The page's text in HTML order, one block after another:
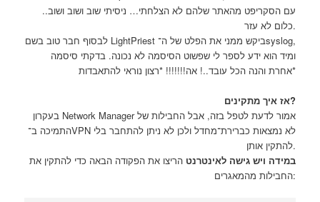
עם הסקריפט מהאתר שלהם לא הצלחתי… ניסיתי שוב ושוב ושוב..
כלום לא עזר.
לבסוף חבר טוב בשם LightPriest ביקש ממני את הפלט של ה־syslog,
ומיד הוא ידע לספר לי שפשוט הסיסמה לא נכונה. בדקתי סיסמה
אחרת והנה הכל עובד..! אה!!!!!!! *רצון נוראי להתאבדות*
אז איך מתקינים?
בעקרון Network Manager אמור לדעת לטפל בזה, אבל החבילות של
התמיכה ב־VPN לא נמצאות כברירת־מחדל ולכן לא ניתן להתחבר בלי
להתקין אותן.
במידה ויש גישה לאינטרנט הריצו את הפקודה הבאה כדי להתקין את
החבילות מהמאגרים: